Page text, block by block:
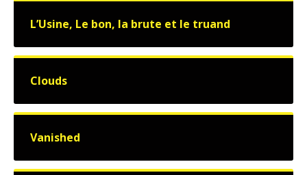
L’Usine, Le bon, la brute et le truand
Clouds
Vanished